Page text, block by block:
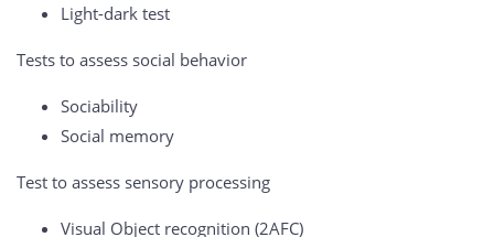
Light-dark test
Tests to assess social behavior
Sociability
Social memory
Test to assess sensory processing
Visual Object recognition (2AFC)